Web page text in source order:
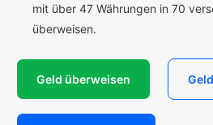
mit über 47 Währungen in 70
überweisen.
Geld überweisen